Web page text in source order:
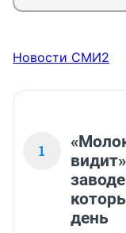
Новости СМИ2
1
день